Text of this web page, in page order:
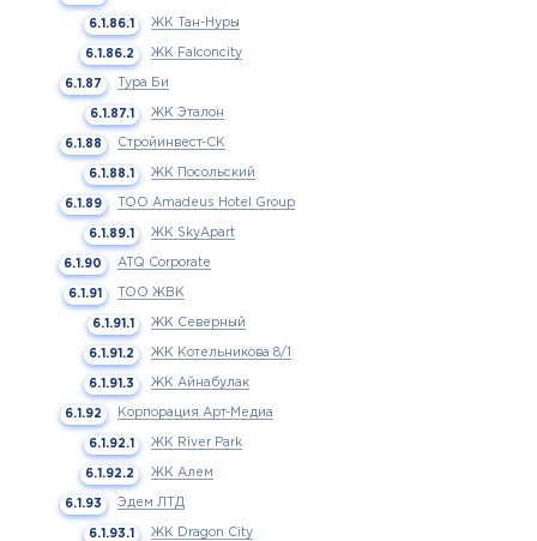
ЖК Тан-Нуры
ЖК Falconcity
Тура Би
ЖК Эталон
Стройинвест-СК
ЖК Посольский
ТОО Amadeus Hotel Group
ЖК SkyApart
ATQ Corporate
ТОО ЖВК
ЖК Северный
ЖК Котельникова 8/1
ЖК Айнабулак
Корпорация Арт-Медиа
ЖК River Park
ЖК Алем
Эдем ЛТД
ЖК Dragon City